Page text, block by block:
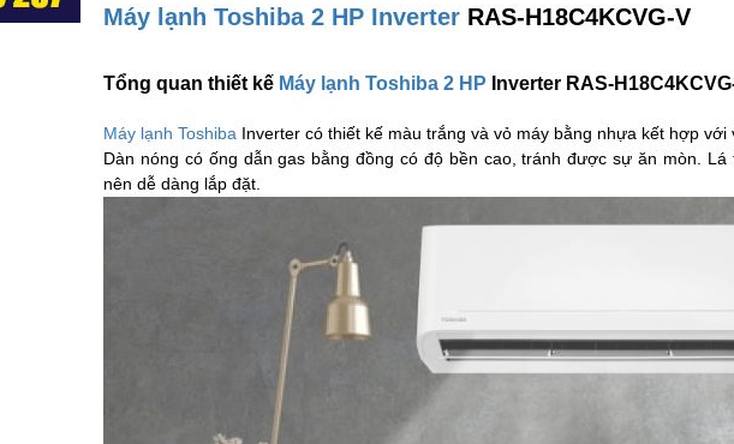
Máy lạnh Toshiba 2 HP Inverter RAS-H18C4KCVG-V
Tổng quan thiết kế Máy lạnh Toshiba 2 HP Inverter RAS-
Máy lạnh Toshiba Inverter có thiết kế màu trắng và vỏ máy bằng nhựa kết hợp
Dàn nóng có ống dẫn gas bằng đồng có độ bền cao, tránh được sự ăn mòn.
nên dễ dàng lắp đặt.